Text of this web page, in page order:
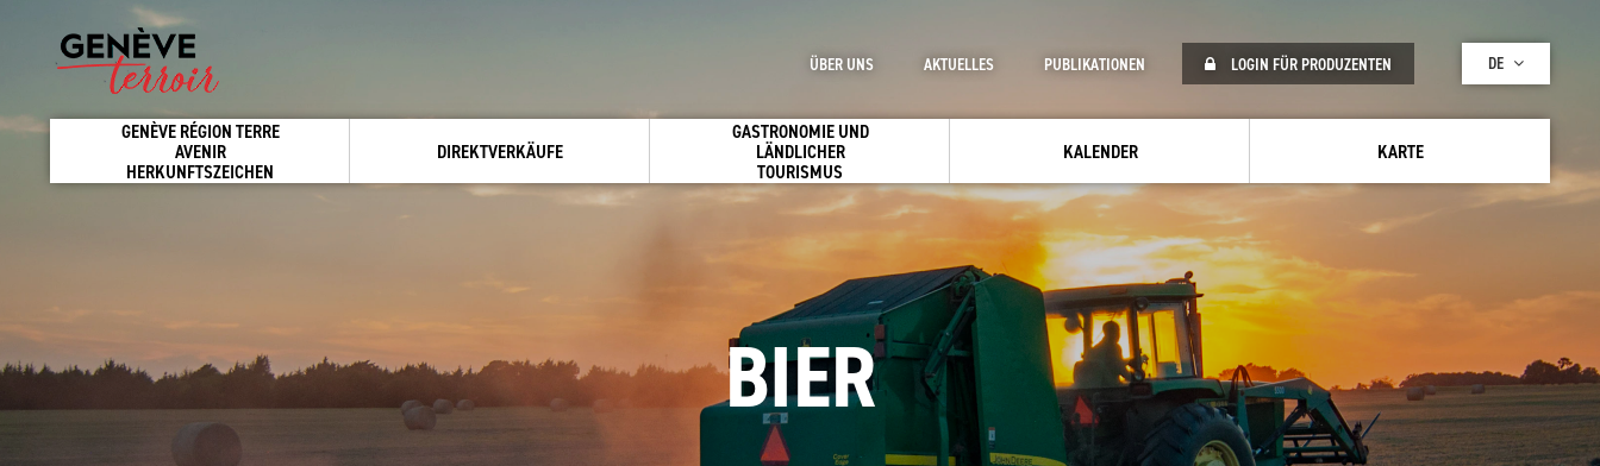
GENÈVE RÉGION TERRE
AVENIR
HERKUNFTSZEICHEN
DIREKTVERKÄUFE
GASTRONOMIE UND
LÄNDLICHER
TOURISMUS
KALENDER KARTE
ÜBER UNS AKTUELLES PUBLIKATIONEN LOGIN FÜR PRODUZENTEN DE
BIER